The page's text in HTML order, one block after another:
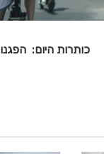
כותרות היום: